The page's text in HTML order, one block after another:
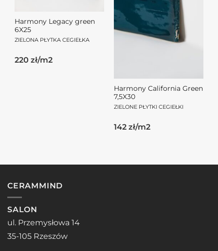
Harmony Legacy green
6X25
ZIELONA PŁYTKA CEGIEŁKA
220 zł/m2
Harmony California Green
7,5X30
ZIELONE PŁYTKI CEGIEŁKI
Pierwotna
cena
Aktualna
cena
142 zł/m2
CERAMMIND
SALON
ul. Przemysłowa 14
35-105 Rzeszów